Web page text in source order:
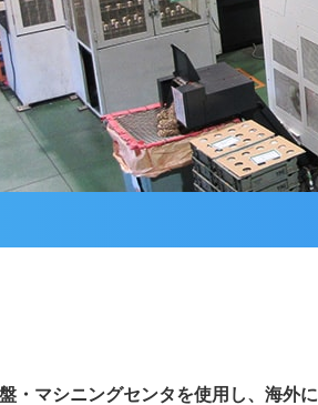
・マシニングセンタを使用し、海外